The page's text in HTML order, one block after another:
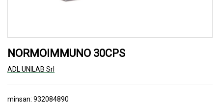
NORMOIMMUNO 30CPS
ADL UNILAB Srl
minsan: 932084890